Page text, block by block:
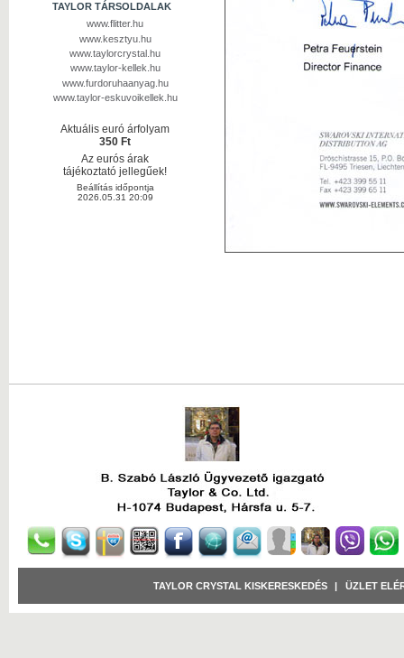
TAYLOR TÁRSOLDALAK
www.flitter.hu
www.kesztyu.hu
www.taylorcrystal.hu
www.taylor-kellek.hu
www.furdoruhaanyag.hu
www.taylor-eskuvoikellek.hu
Aktuális euró árfolyam
350 Ft
Az eurós árak
tájékoztató jellegűek!
Beállítás időpontja
2026.05.31 20:09
TAYLOR CRYSTAL KISKERESKEDÉS | ÜZLET